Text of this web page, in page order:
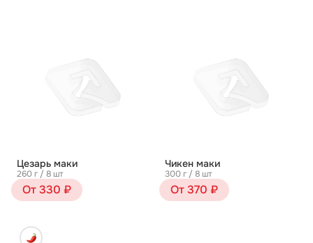
Цезарь маки
260 г / 8 шт
От 330 ₽
Чикен маки
300 г / 8 шт
От 370 ₽